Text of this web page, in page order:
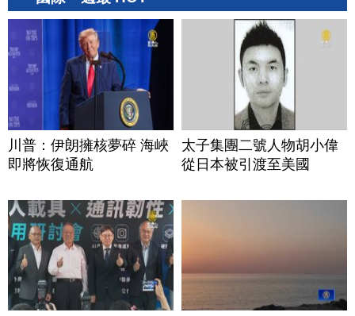
川普：伊朗擁核夢碎 海峽
即將恢復通航
太子集團二號人物胡小偉
從日本被引渡至美國